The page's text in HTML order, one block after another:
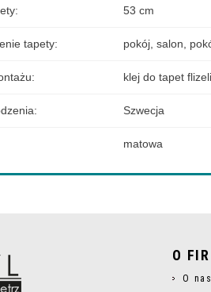
: 53 cm
tapety: pokój salon
: klej do tapet
: Szwecja
matowa
O
O